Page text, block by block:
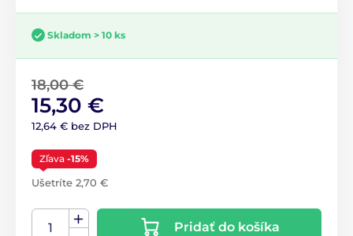
Skladom > 10 ks
18,00 €
15,30 €
12,64 € bez DPH
Zľava -15%
Ušetríte 2,70 €
Pridať do košíka